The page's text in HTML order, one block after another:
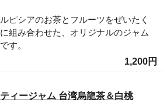
ルピシアのお茶とフルーツをぜいたく
に組み合わせた、オリジナルのジャム
です。
1,200円
ティージャム 台湾烏龍茶＆白桃